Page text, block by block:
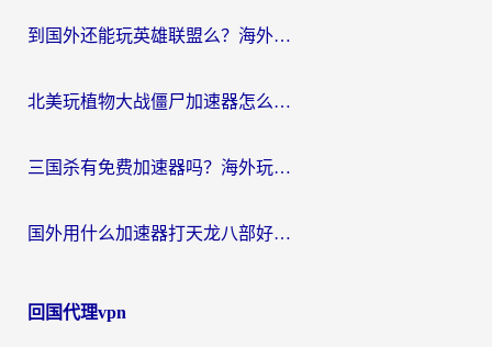
到国外还能玩英雄联盟么？海外玩家国服游戏畅玩终极指南
北美玩植物大战僵尸加速器怎么选？2026海外党必看的国服游戏加速指南
三国杀有免费加速器吗？海外玩家国服畅玩终极指南（附泰国南非专属解决方案）
国外用什么加速器打天龙八部好？2026海外玩家国服游戏加速全攻略
回国代理vpn